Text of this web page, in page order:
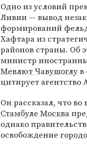
Одно из условий
Ливии — вывод
формирований
Хафтара из
районов страны. Об
министр
Мевлют Чавушоглув
цитирует агентство
Он рассказал, что во
Стамбуле Москва
однако
освобождение